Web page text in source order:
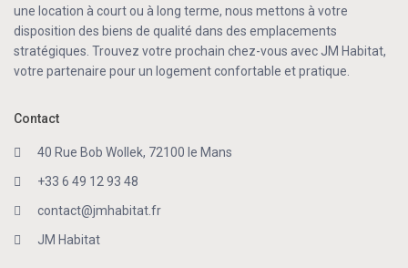
une location à court ou à long terme, nous mettons à votre
disposition des biens de qualité dans des emplacements
stratégiques. Trouvez votre prochain chez-vous avec JM Habitat,
votre partenaire pour un logement confortable et pratique.
Contact
40 Rue Bob Wollek, 72100 le Mans
+33 6 49 12 93 48
contact@jmhabitat.fr
JM Habitat